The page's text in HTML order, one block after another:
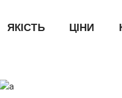
ЯКІСТЬ ЦІНИ